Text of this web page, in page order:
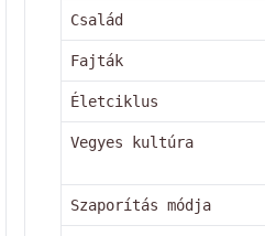
Család
Fajták
Életciklus
Vegyes kultúra
Szaporítás módja